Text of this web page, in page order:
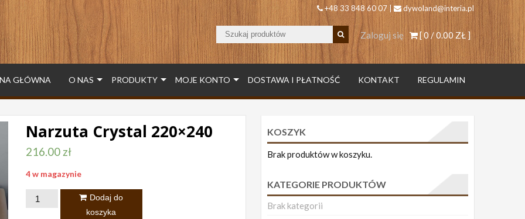
+48 33 848 60 07 | dywoland@interia.pl
[ 0 /0.00 ZŁ]
Zaloguj się
GŁÓWNA O NAS PRODUKTY MOJE KONTO DOSTAWA I PŁATNOŚĆ KONTAKT REGULAMIN
Narzuta Crystal 220×240
216.00 zł
4 w magazynie
ilość
Dodaj do
koszyka
KOSZYK
Brak produktów w koszyku.
KATEGORIE PRODUKTÓW
Brak kategorii